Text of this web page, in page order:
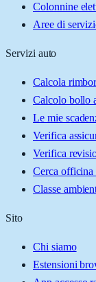
Colonnine
Aree di
Servizi auto
Calcola
Calcolo bollo
Le mie
Verifica
Verifica
Cerca officina
Classe
Sito
Chi siamo
Estensioni